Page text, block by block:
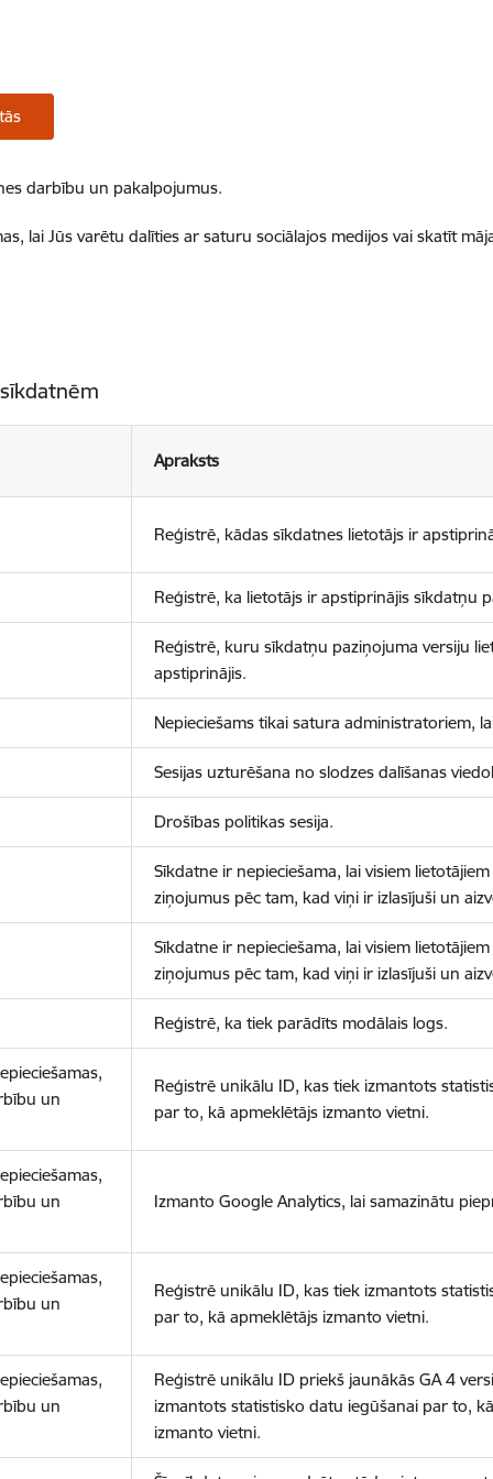
darbību un pakalpojumus.
lai Jūs varētu dalīties ar saturu sociālajos medijos vai skatīt
Apraksts
Reģistrē, kādas sīkdatnes lietotājs ir
Reģistrē, ka lietotājs ir apstiprinājis sīkdatņu
Reģistrē, kuru sīkdatņu paziņojuma versiju
apstiprinājis.
Nepieciešams tikai satura administratoriem,
Sesijas uzturēšana no slodzes dalīšanas
Drošības politikas sesija.
Sīkdatne ir nepieciešama, lai visiem
ziņojumus pēc tam, kad viņi ir izlasījuši un
Sīkdatne ir nepieciešama, lai visiem
ziņojumus pēc tam, kad viņi ir izlasījuši un
Reģistrē, ka tiek parādīts modālais logs.
un
Reģistrē unikālu ID, kas tiek izmantots
par to, kā apmeklētājs izmanto vietni.
un
Izmanto Google Analytics, lai samazinātu
un
Reģistrē unikālu ID, kas tiek izmantots
par to, kā apmeklētājs izmanto vietni.
un
Reģistrē unikālu ID priekš jaunākās GA 4
izmantots statistisko datu iegūšanai par to,
izmanto vietni.